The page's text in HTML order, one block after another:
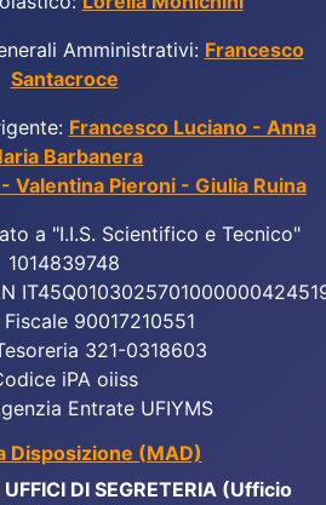
Amministrativi: Francesco
Santacroce
Francesco Luciano - Anna
Barbanera
Valentina Pieroni - Giulia Ruina
a "I.I.S. Scientifico e Tecnico"
1014839748
90017210551
321-0318603
iPA oiiss
Entrate UFIYMS
Disposizione (MAD)
DI SEGRETERIA (Ufficio